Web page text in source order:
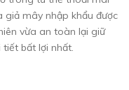
giả mây nhập khẩu được
vừa an toàn lại giữ
bất lợi nhất.